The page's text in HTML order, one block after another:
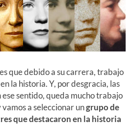
que debido a su carrera, trabajo
la historia. Y, por desgracia, las
ese sentido, queda mucho trabajo
a seleccionar ungrupo de
que destacaron en la historia